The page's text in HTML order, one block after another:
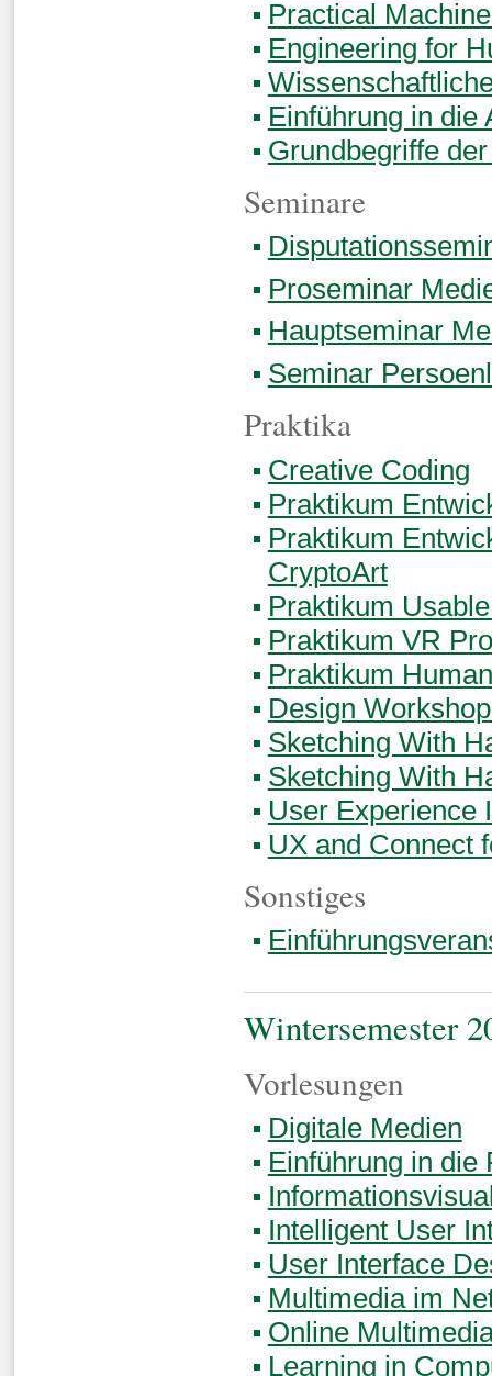
Practical
Engineering for
Einführung in die
Grundbegriffe
Seminare
Proseminar
Hauptseminar
Seminar
Praktika
Creative Coding
Praktikum
Praktikum
CryptoArt
Praktikum
Praktikum VR
Praktikum
Design
Sketching With
Sketching With
User Experience
UX and Connect
Sonstiges
Wintersemester
Vorlesungen
Digitale Medien
Einführung in die
Intelligent User
User Interface
Multimedia im
Online
Learning in